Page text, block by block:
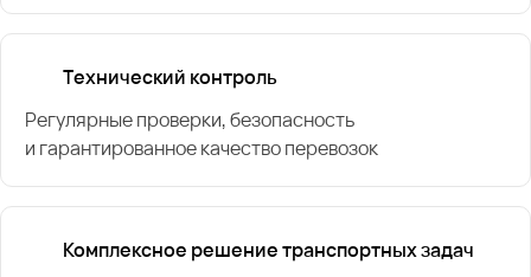
Технический контроль
Регулярные проверки, безопасность
и гарантированное качество перевозок
Комплексное решение транспортных задач